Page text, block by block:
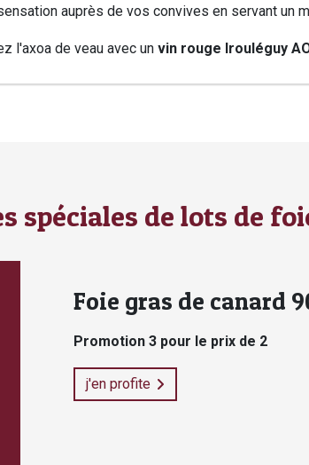
auprès de vos convives en servant un
l'axoa de veau avec un vin rouge Irouléguy
spéciales de lots de
Foie gras de canard
Promotion 3 pour le prix de 2
j'en profite